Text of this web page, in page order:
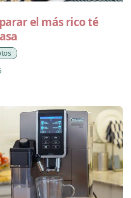
el más rico té